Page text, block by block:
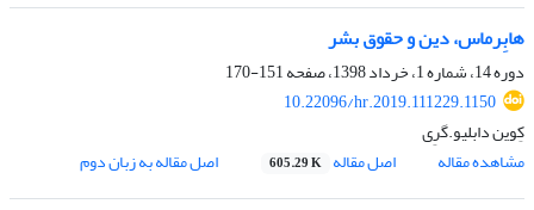
هابِرماس، دین و حقوق بشر
دوره 14، شماره 1، خرداد 1398، صفحه
151-170
10.22096/hr.2019.111229.1150
کِوین دابلیو.گرِی
مشاهده مقاله
اصل مقاله 605.29 K اصل مقاله به زبان دوم